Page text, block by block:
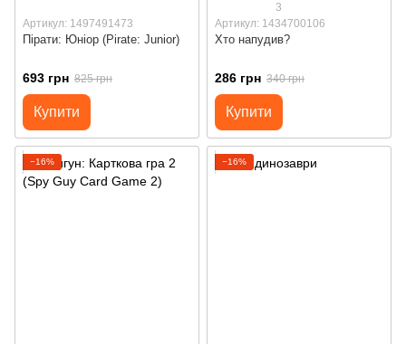
Артикул: 1497491473
Пірати: Юніор (Pirate: Junior)
693 грн 825 грн
Купити
3
Артикул: 1434700106
Хто напудив?
286 грн 340 грн
Купити
−16% −16%